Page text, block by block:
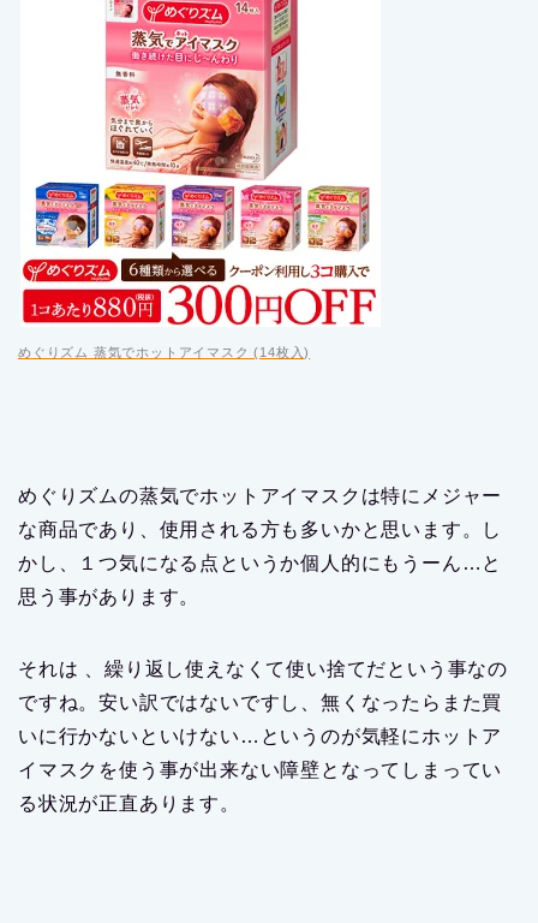
めぐりズム 蒸気でホットアイマスク (14枚入)
めぐりズムの蒸気でホットアイマスクは特にメジャー
な商品であり、使用される方も多いかと思います。し
かし、１つ気になる点というか個人的にもうーん…と
思う事があります。
それは 、繰り返し使えなくて使い捨てだという事なの
ですね。安い訳ではないですし、無くなったらまた買
いに行かないといけない…というのが気軽にホットア
イマスクを使う事が出来ない障壁となってしまってい
る状況が正直あります。